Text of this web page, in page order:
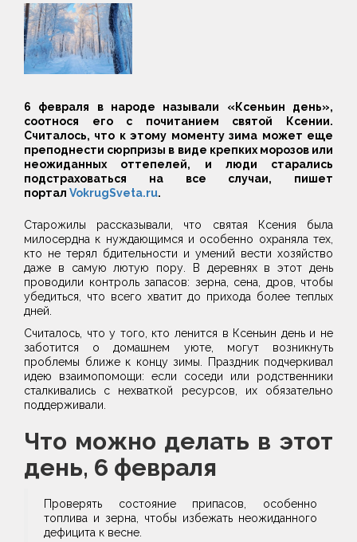
6 февраля в народе называли «Ксеньин день»,
соотнося его с почитанием святой Ксении.
Считалось, что к этому моменту зима может еще
преподнести сюрпризы в виде крепких морозов или
неожиданных оттепелей, и люди старались
подстраховаться на все случаи, пишет
портал VokrugSveta.ru.
Старожилы рассказывали, что святая Ксения была
милосердна к нуждающимся и особенно охраняла тех,
кто не терял бдительности и умений вести хозяйство
даже в самую лютую пору. В деревнях в этот день
проводили контроль запасов: зерна, сена, дров, чтобы
убедиться, что всего хватит до прихода более теплых
дней.
Считалось, что у того, кто ленится в Ксеньин день и не
заботится о домашнем уюте, могут возникнуть
проблемы ближе к концу зимы. Праздник подчеркивал
идею взаимопомощи: если соседи или родственники
сталкивались с нехваткой ресурсов, их обязательно
поддерживали.
Что можно делать в этот
день, 6 февраля
Проверять состояние припасов, особенно
топлива и зерна, чтобы избежать неожиданного
дефицита к весне.